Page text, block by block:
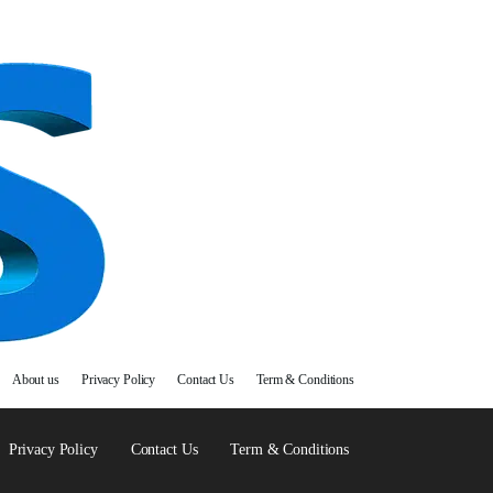
About us Privacy Policy Contact Us Term & Conditions
Privacy Policy Contact Us Term & Conditions